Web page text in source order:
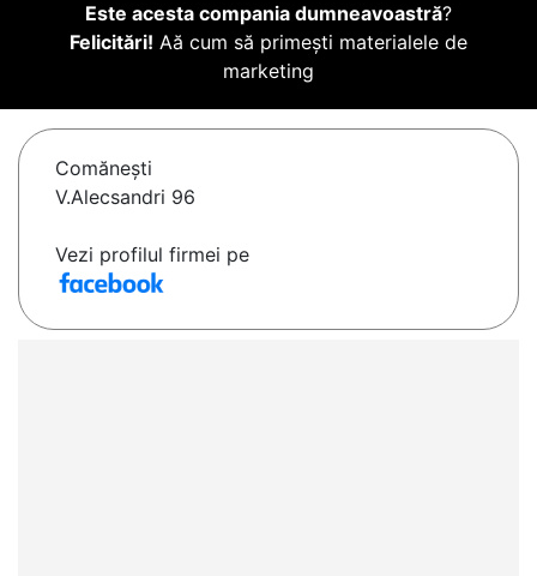
Este acesta compania dumneavoastră?
Felicitări! Aă cum să primești materialele de
marketing
Comăneşti
V.Alecsandri 96
Vezi profilul firmei pe